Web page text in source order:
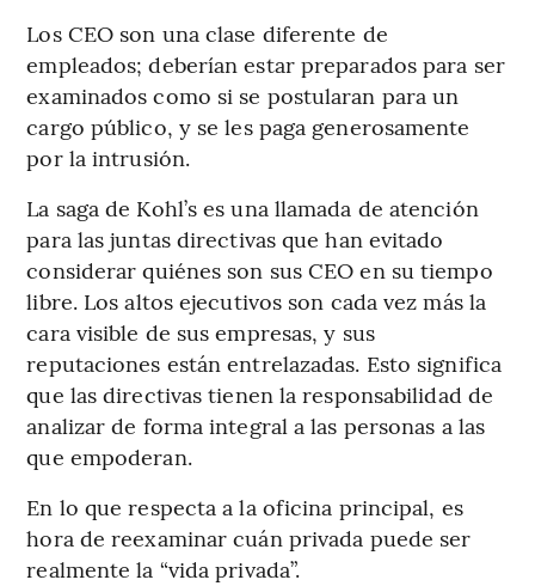
Los CEO son una clase diferente de
empleados; deberían estar preparados para ser
examinados como si se postularan para un
cargo público, y se les paga generosamente
por la intrusión.
La saga de Kohl’s es una llamada de atención
para las juntas directivas que han evitado
considerar quiénes son sus CEO en su tiempo
libre. Los altos ejecutivos son cada vez más la
cara visible de sus empresas, y sus
reputaciones están entrelazadas. Esto significa
que las directivas tienen la responsabilidad de
analizar de forma integral a las personas a las
que empoderan.
En lo que respecta a la oficina principal, es
hora de reexaminar cuán privada puede ser
realmente la “vida privada”.